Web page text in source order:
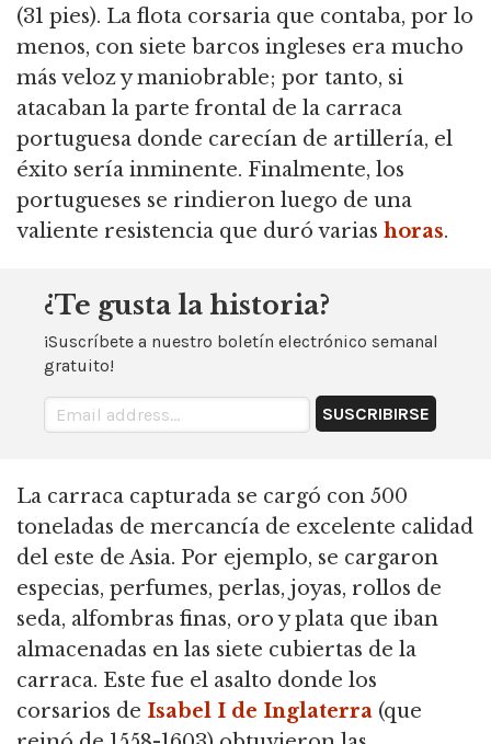
(31 pies). La flota corsaria que contaba, por lo
menos, con siete barcos ingleses era mucho
más veloz y maniobrable; por tanto, si
atacaban la parte frontal de la carraca
portuguesa donde carecían de artillería, el
éxito sería inminente. Finalmente, los
portugueses se rindieron luego de una
valiente resistencia que duró varias horas.
¿Te gusta la historia?
¡Suscríbete a nuestro boletín electrónico semanal
gratuito!
La carraca capturada se cargó con 500
toneladas de mercancía de excelente calidad
del este de Asia. Por ejemplo, se cargaron
especias, perfumes, perlas, joyas, rollos de
seda, alfombras finas, oro y plata que iban
almacenadas en las siete cubiertas de la
carraca. Este fue el asalto donde los
corsarios de Isabel I de Inglaterra (que